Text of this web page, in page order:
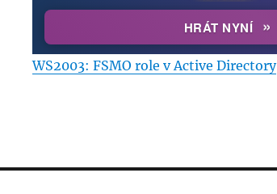
WS2003: FSMO role v Active Directory